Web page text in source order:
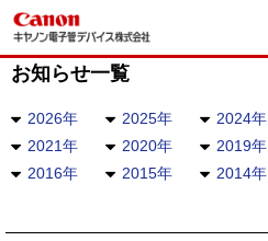
お知らせ一覧
2026年 2025年 2024年
2021年
2020年 2019年
2016年
2015年 2014年